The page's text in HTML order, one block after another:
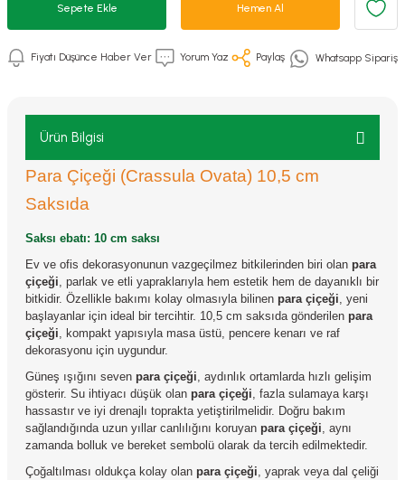
Sepete Ekle Hemen Al
Fiyatı Düşünce Haber Ver Yorum Yaz Paylaş Whatsapp Sipariş
Ürün Bilgisi
Para Çiçeği (Crassula Ovata) 10,5 cm
Saksıda
Saksı ebatı: 10 cm saksı
Ev ve ofis dekorasyonunun vazgeçilmez bitkilerinden biri olan para
çiçeği , parlak ve etli yapraklarıyla hem estetik hem de dayanıklı bir
bitkidir. Özellikle bakımı kolay olmasıyla bilinen para çiçeği , yeni
başlayanlar için ideal bir tercihtir. 10,5 cm saksıda gönderilen para
çiçeği , kompakt yapısıyla masa üstü, pencere kenarı ve raf
dekorasyonu için uygundur.
Güneş ışığını seven para çiçeği , aydınlık ortamlarda hızlı gelişim
gösterir. Su ihtiyacı düşük olan para çiçeği , fazla sulamaya karşı
hassastır ve iyi drenajlı toprakta yetiştirilmelidir. Doğru bakım
sağlandığında uzun yıllar canlılığını koruyan para çiçeği , aynı
zamanda bolluk ve bereket sembolü olarak da tercih edilmektedir.
Çoğaltılması oldukça kolay olan para çiçeği , yaprak veya dal çeliği